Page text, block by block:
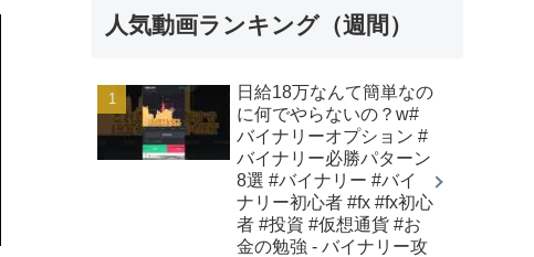
人気動画ランキング（週間）
日給18万なんて簡単なの
に何でやらないの？w#
バイナリーオプション #
バイナリー必勝パターン
8選 #バイナリー #バイ
ナリー初心者 #fx #fx初心
者 #投資 #仮想通貨 #お
金の勉強 - バイナリー攻